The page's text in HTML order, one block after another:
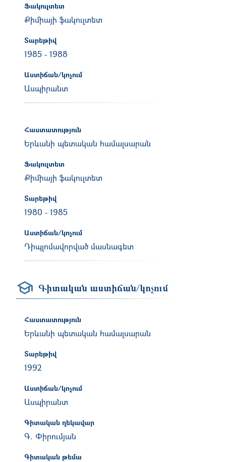
Ֆակուլտետ
Քիմիայի ֆակուլտետ
Տարեթիվ
1985 - 1988
Աստիճան/կոչում
Ասպիրանտ
Հաստատություն
Երևանի պետական համալսարան
Ֆակուլտետ
Քիմիայի ֆակուլտետ
Տարեթիվ
1980 - 1985
Աստիճան/կոչում
Դիպլոմավորված մասնագետ
Գիտական աստիճան/կոչում
Հաստատություն
Երևանի պետական համալսարան
Տարեթիվ
1992
Աստիճան/կոչում
Ասպիրանտ
Գիտական ղեկավար
Գ. Փիրումյան
Գիտական թեմա